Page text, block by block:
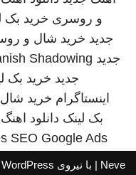
و روسری خرید بک
جدید خرید شال و
جدید Shadowing
جدید خرید بک
اینستاگرام خرید
بک لینک دانلود
SEO Google Ads
Neve | با نیروی WordPress